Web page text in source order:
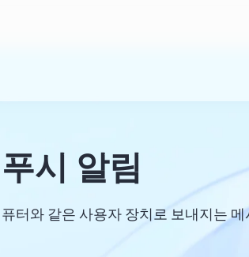
푸시 알림
터와 같은 사용자 장치로 보내지는